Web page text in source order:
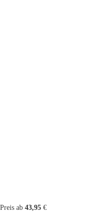
Preis ab 43,95 €